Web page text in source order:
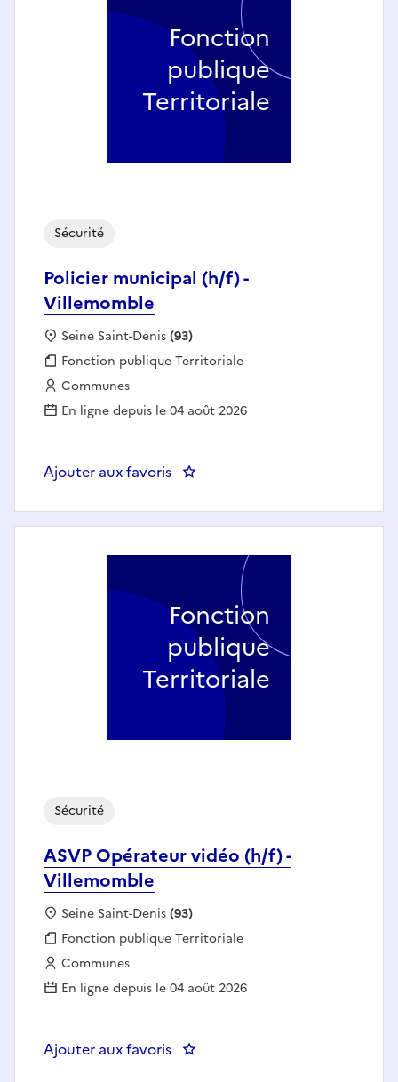
Policier municipal (h/f) -
Villemomble
Sécurité
Localisation :
Seine Saint-Denis(93)
Fonction publique :
Fonction publique Territoriale
Employeur :
Communes
En ligne depuis le 04 août 2026
Ajouter aux favoris : Policier municipal (h/f) -
Fonction
publique
Territoriale
ASVP Opérateur vidéo (h/f) -
Villemomble
Sécurité
Localisation :
Seine Saint-Denis(93)
Fonction publique :
Fonction publique Territoriale
Employeur :
Communes
En ligne depuis le 04 août 2026
Ajouter aux favoris : ASVP Opérateur vidéo (h/f) -
Fonction
publique
Territoriale